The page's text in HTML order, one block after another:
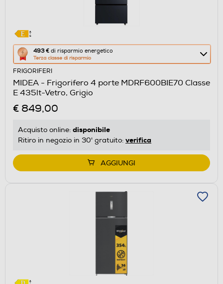
493 € di risparmio energetico
Terza classe di risparmio
Questa
azione
aprirà
il
Calcolatore
di
energetico
Youreko.
FRIGORIFERI
MIDEA - Frigorifero 4 porte MDRF600BIE70 Classe
E 435lt-Vetro, Grigio
€ 849,00
Acquisto online: disponibile
Ritiro in negozio in 30' gratuito: verifica
AGGIUNGI